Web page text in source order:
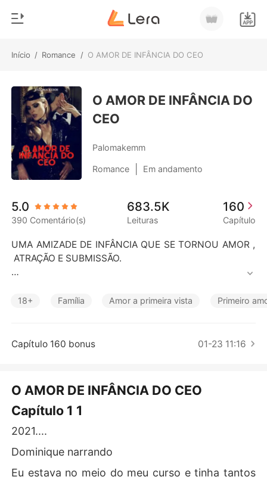
Início / Romance / O AMOR DE INFÂNCIA DO CEO
Loja
Histórico
Sair
Baixar App
Gênero
Moderno
Lobisomem
Contos
Bilionários
O AMOR DE INFÂNCIA DO
CEO
Palomakemm
Romance Em andamento
5.0
390 Comentário(s)
683.5K
Leituras
160
Capítulo
UMA AMIZADE DE INFÂNCIA QUE SE TORNOU AMOR ,
ATRAÇÃO E SUBMISSÃO.
e ele o filho dos patrões.  Foram separados quando o p
faz os dois se encontrarem, ela seria a sua nova secret
18+ Família Amor a primeira vista Primeiro
Capítulo 160 bonus 01-23 11:16
O AMOR DE INFÂNCIA DO CEO
Capítulo 1 1
2021....
Dominique narrando
Eu estava no meio do meu curso e tinha tantos